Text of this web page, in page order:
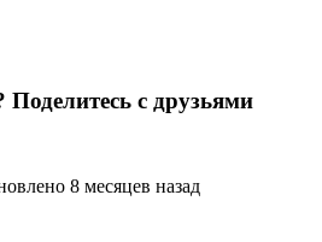
с друзьями
8 месяцев назад